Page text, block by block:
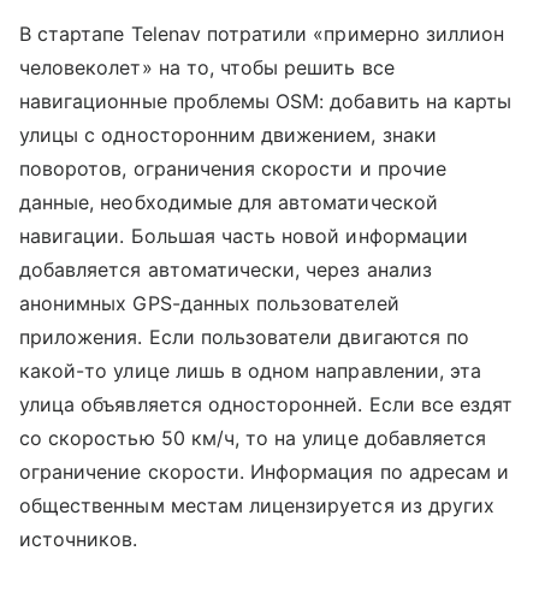
В стартапе Telenav потратили «примерно зиллион
человеколет» на то, чтобы решить все
навигационные проблемы OSM: добавить на карты
улицы с односторонним движением, знаки
поворотов, ограничения скорости и прочие
данные, необходимые для автоматической
навигации. Большая часть новой информации
добавляется автоматически, через анализ
анонимных GPS-данных пользователей
приложения. Если пользователи двигаются по
какой-то улице лишь в одном направлении, эта
улица объявляется односторонней. Если все ездят
со скоростью 50 км/ч, то на улице добавляется
ограничение скорости. Информация по адресам и
общественным местам лицензируется из других
источников.